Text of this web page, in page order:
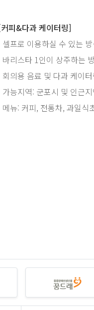
피&다과 케이터링]
셀프로 이용하실 수 있는 방
바리스타 1인이 상주하는
회의용 음료 및 다과 케이
가능지역: 군포시 및 인근지
메뉴: 커피, 전통차, 과일식